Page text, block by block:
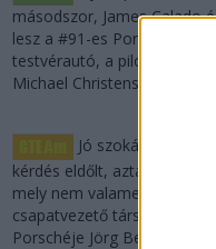
másodszor, James Calado
lesz a #91-es Porsche, a
testvérautó, a pilóták
Michael Christensen nyeri.
Jó szokásunkhoz
kérdés eldőlt, aztán
mely nem valamely
csapatvezető társai Jeroen
Porschéje Jörg